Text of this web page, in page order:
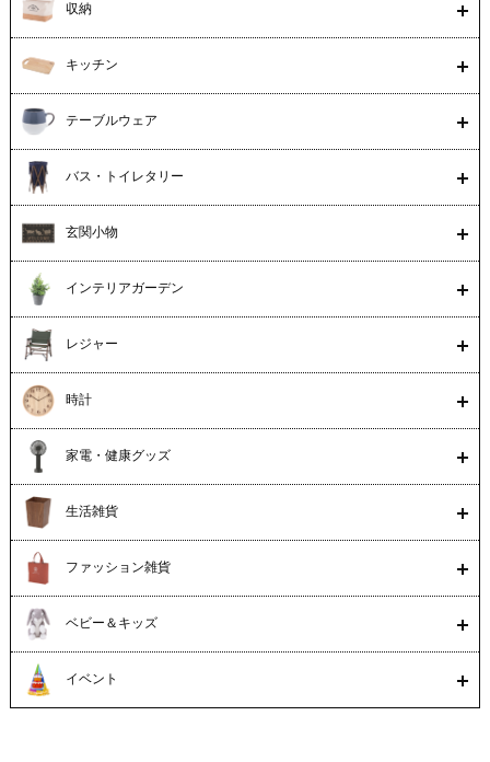
収納
キッチン
テーブルウェア
バス・トイレタリー
玄関小物
インテリアガーデン
レジャー
時計
家電・健康グッズ
生活雑貨
ファッション雑貨
ベビー＆キッズ
イベント